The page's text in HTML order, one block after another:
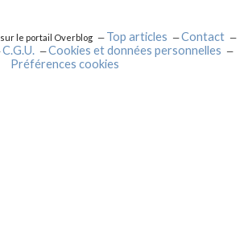
sur le portail Overblog Top articles
Contact
C.G.U.
Cookies et données personnelles
Préférences cookies